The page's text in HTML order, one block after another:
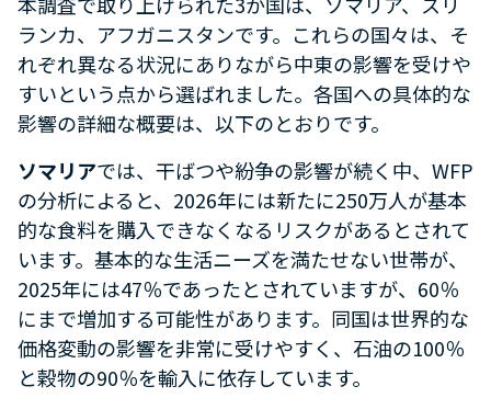
ランカ、アフガニスタンです。これらの国々は、そ
れぞれ異なる状況にありながら中東の影響を受けや
すいという点から選ばれました。各国への具体的な
影響の詳細な概要は、以下のとおりです。
ソマリアでは、干ばつや紛争の影響が続く中、WFP
の分析によると、2026年には新たに250万人が基本
的な食料を購入できなくなるリスクがあるとされて
います。基本的な生活ニーズを満たせない世帯が、
2025年には47％であったとされていますが、60％
にまで増加する可能性があります。同国は世界的な
価格変動の影響を非常に受けやすく、石油の100％
と穀物の90％を輸入に依存しています。